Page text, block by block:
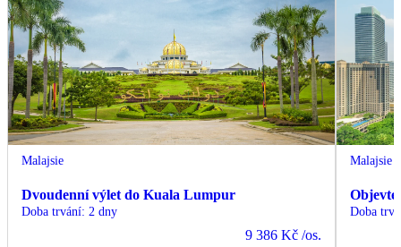
Malajsie
Dvoudenní výlet do Kuala Lumpur
Doba trvání: 2 dny
9 386 Kč /os.
Malajsie
Doba